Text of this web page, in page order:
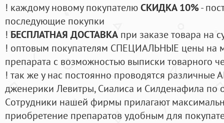
! каждому новому покупателюСКИДКА 10%-
последующие покупки
! БЕСПЛАТНАЯ ДОСТАВКА при заказе товара на
! оптовым покупателям СПЕЦИАЛЬНЫЕ цены на
препарата с возможностью выписки товарного
! так же у нас постоянно проводятся
дженерики Левитры, Сиалиса и Силденафила по
Cотрудники нашей фирмы прилагают
приобретение препаратов удобным для